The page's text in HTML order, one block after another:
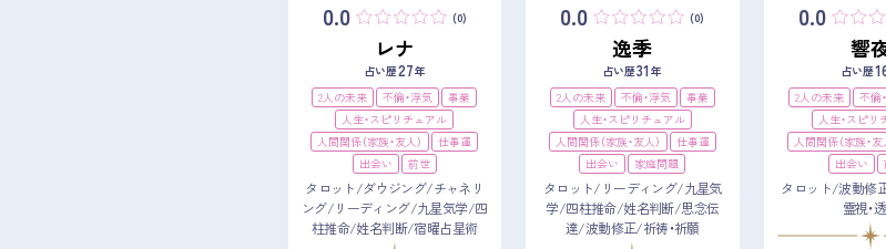
0.0 (0)
レナ
占い歴27年
2人の未来
不倫・浮気
事業
人生・スピリチュアル
人間関係（家族・友人）
仕事運
出会い
前世
タロット/ダウジング/チャネリ
ング/リーディング/九星気学/四
柱推命/姓名判断/宿曜占星術
0.0 (0)
逸季
占い歴31年
2人の未来
不倫・浮気
事業
人生・スピリチュアル
人間関係（家族・友人）
仕事運
出会い
家庭問題
タロット/リーディング/九星気
学/四柱推命/姓名判断/思念伝
達/波動修正/祈祷・祈願
0.0
響
占い歴
2人の未来
不倫
人生・スピリ
人間関係（家族・友
出会い
タロット/波動修
霊視・